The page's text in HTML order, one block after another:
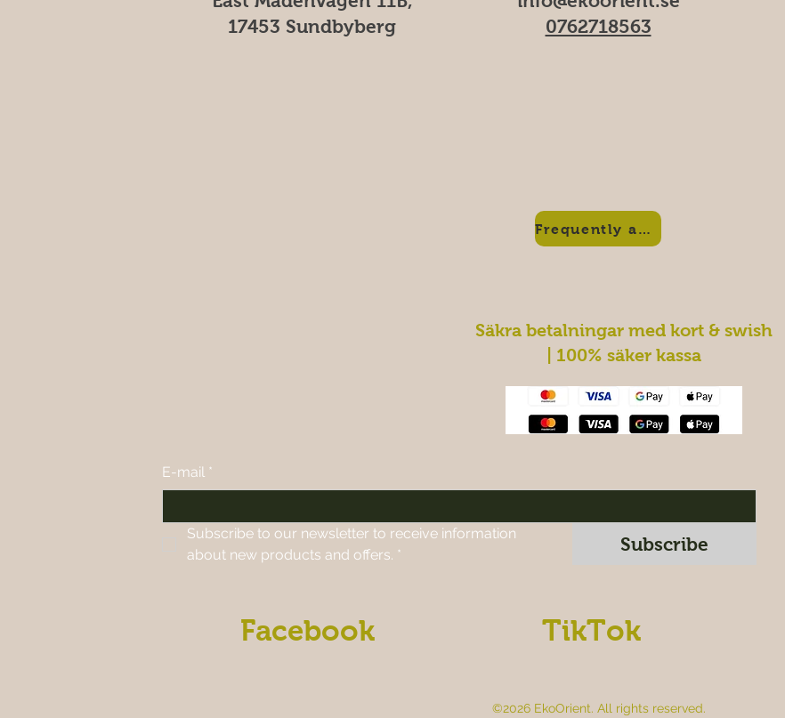
17453 Sundbyberg
0762718563
Frequently asked questions
Säkra betalningar med kort & swish
| 100% säker kassa
E-mail *
Subscribe to our newsletter to receive information
about new products and offers. *
Subscribe
Facebook TikTok
©2026 EkoOrient. All rights reserved.